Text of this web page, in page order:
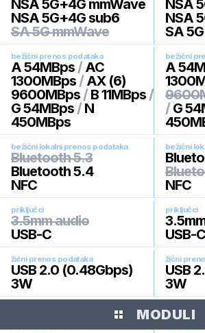
NSA 5G+4G mmWave
NSA 5G+4G sub6
SA 5G mmWave
NSA
NSA
SA
bežični prenos podataka
A 54MBps / AC
1300MBps / AX (6)
9600MBps / B 11MBps /
G 54MBps / N
450MBps
bežični
A
/ G
bežični lokalni prenos podataka
Bluetooth 5.3
Bluetooth 5.4
NFC
bežični
NFC
priključci
3.5mm audio
USB-C
priključci
USB-C
žični prenos podataka
USB 2.0 (0.48Gbps)
3W
žični
USB
3W
MODULI